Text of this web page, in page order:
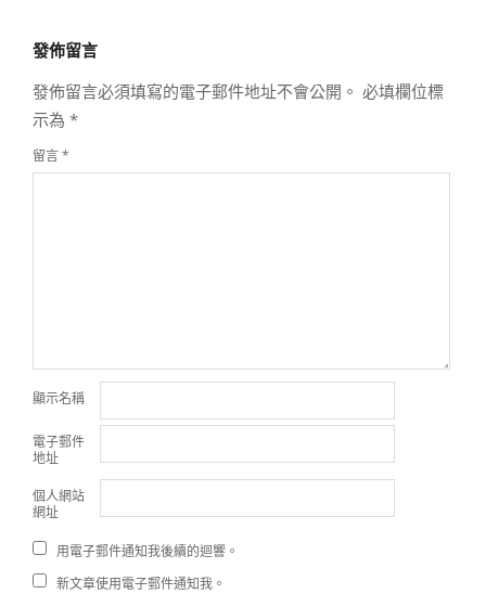
發佈留言
發佈留言必須填寫的電子郵件地址不會公開。 必填欄位標
示為 *
留言*
顯示名稱
電子郵件
地址
個人網站
網址
用電子郵件通知我後續的迴響。
新文章使用電子郵件通知我。